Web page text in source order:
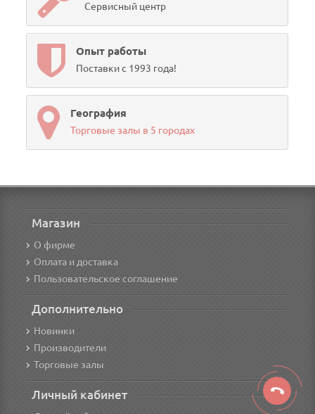
Сервисный центр
Опыт работы
Поставки с 1993 года!
География
Торговые залы в 5 городах
Магазин
О фирме
Оплата и доставка
Пользовательское соглашение
Дополнительно
Новинки
Производители
Торговые залы
Личный кабинет